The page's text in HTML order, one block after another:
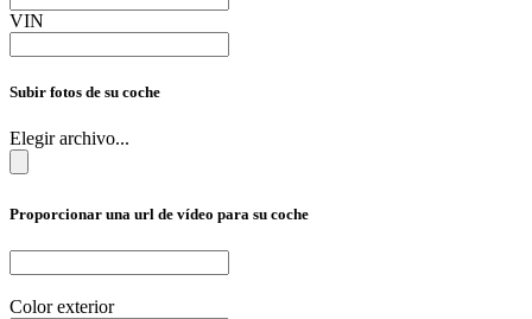
VIN
Subir fotos de su coche
Elegir archivo...
Proporcionar una url de vídeo para su coche
Color exterior